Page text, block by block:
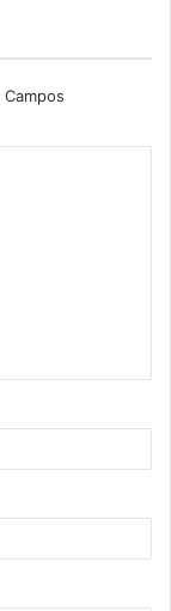
Campos